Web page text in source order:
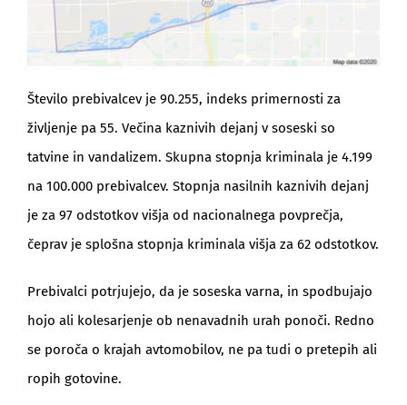
Število prebivalcev je 90.255, indeks primernosti za
življenje pa 55. Večina kaznivih dejanj v soseski so
tatvine in vandalizem. Skupna stopnja kriminala je 4.199
na 100.000 prebivalcev. Stopnja nasilnih kaznivih dejanj
je za 97 odstotkov višja od nacionalnega povprečja,
čeprav je splošna stopnja kriminala višja za 62 odstotkov.
Prebivalci potrjujejo, da je soseska varna, in spodbujajo
hojo ali kolesarjenje ob nenavadnih urah ponoči. Redno
se poroča o krajah avtomobilov, ne pa tudi o pretepih ali
ropih gotovine.